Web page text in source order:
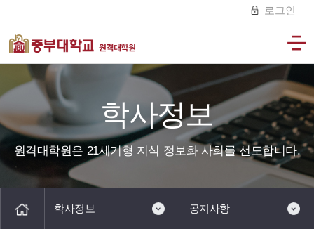
로그인
학사정보
원격대학원은 21세기형 지식 정보화 사회를 선도합니다.
학사정보 공지사항